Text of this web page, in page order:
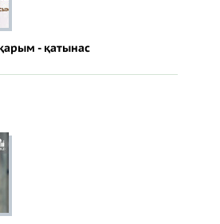
- қатынас